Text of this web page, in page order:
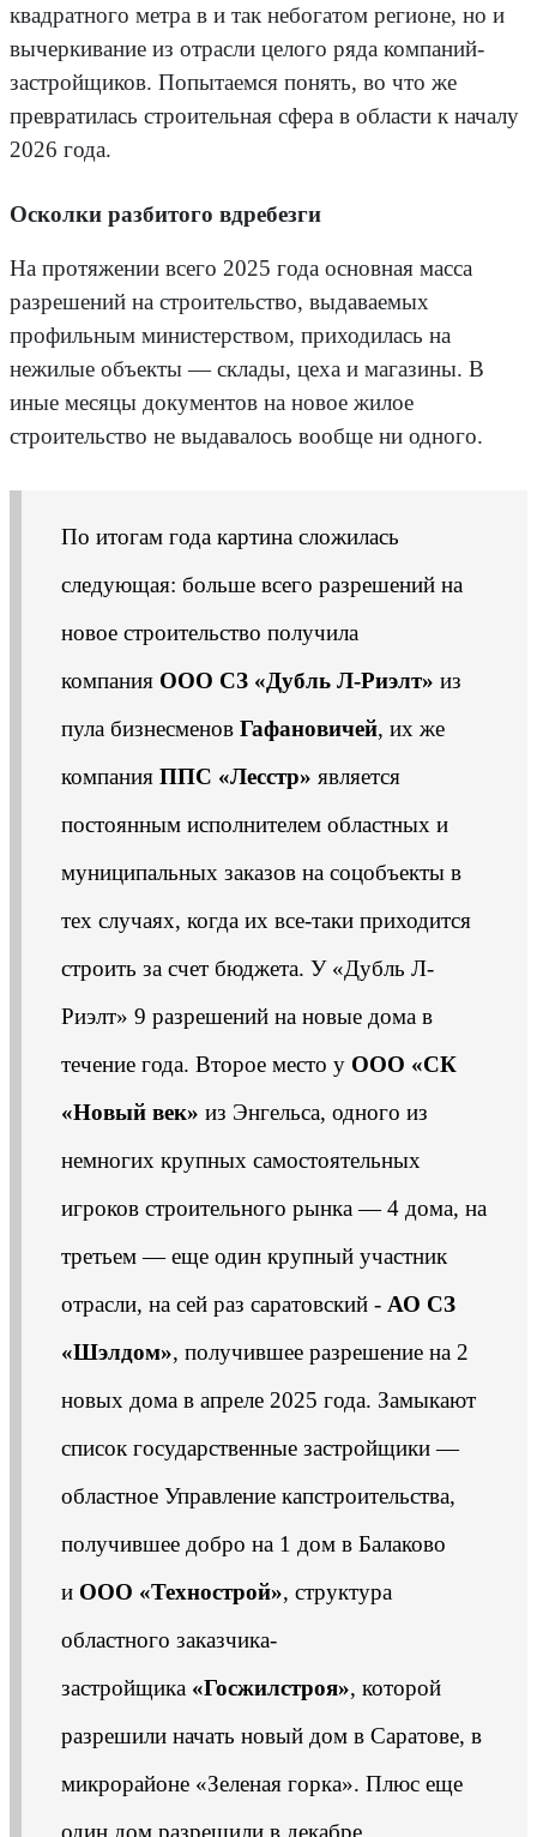
квадратного метра в и так небогатом регионе, но и
вычеркивание из отрасли целого ряда компаний-
застройщиков. Попытаемся понять, во что же
превратилась строительная сфера в области к началу
2026 года.
Осколки разбитого вдребезги
На протяжении всего 2025 года основная масса
разрешений на строительство, выдаваемых
профильным министерством, приходилась на
нежилые объекты — склады, цеха и магазины. В
иные месяцы документов на новое жилое
строительство не выдавалось вообще ни одного.
По итогам года картина сложилась
следующая: больше всего разрешений на
новое строительство получила
компания ООО СЗ «Дубль Л-Риэлт» из
пула бизнесменов Гафановичей, их же
компания ППС «Лесстр» является
постоянным исполнителем областных и
муниципальных заказов на соцобъекты в
тех случаях, когда их все-таки приходится
строить за счет бюджета. У «Дубль Л-
Риэлт» 9 разрешений на новые дома в
течение года. Второе место у ООО «СК
«Новый век» из Энгельса, одного из
немногих крупных самостоятельных
игроков строительного рынка — 4 дома, на
третьем — еще один крупный участник
отрасли, на сей раз саратовский - АО СЗ
«Шэлдом», получившее разрешение на 2
новых дома в апреле 2025 года. Замыкают
список государственные застройщики —
областное Управление капстроительства,
получившее добро на 1 дом в Балаково
и ООО «Технострой», структура
областного заказчика-
застройщика «Госжилстроя», которой
разрешили начать новый дом в Саратове, в
микрорайоне «Зеленая горка». Плюс еще
один дом разрешили в декабре